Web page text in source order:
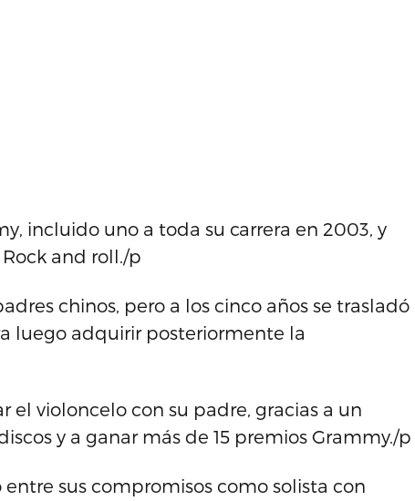
incluido uno a toda su carrera en 2003, y
and roll./p
chinos, pero a los cinco años se trasladó
luego adquirir posteriormente la
violoncelo con su padre, gracias a un
y a ganar más de 15 premios Grammy./p
sus compromisos como solista con